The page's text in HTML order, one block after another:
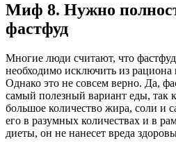
Миф 8. Нужно
фастфуд
Многие люди считают, что
необходимо исключить из
Однако это не совсем верно. Да,
самый полезный вариант еды, так
большое количество жира, соли и
его в разумных количествах и в
диеты, он не нанесет вреда